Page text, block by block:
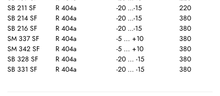
SB 211 SF
R 404a -20 ...-15
220
SB 214 SF
R 404a -20 ...-15
380
SB 216 SF
R 404a -20 ...-15
380
SM 337 SF
R 404a -5 … +10
380
SM 342 SF
R 404a -5 … +10
380
SB 328 SF
R 404a -20 … -15
380
SB 331 SF
R 404a -20 … -15 380